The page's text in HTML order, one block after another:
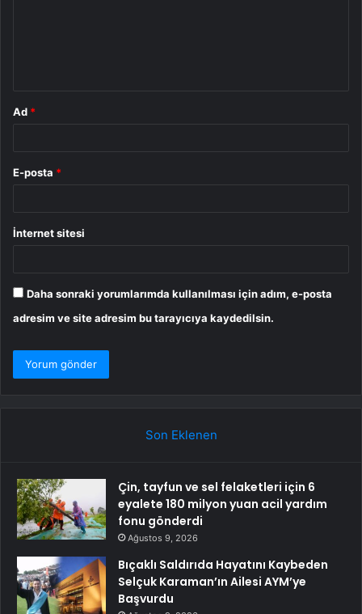
Ad *
E-posta *
İnternet sitesi
Daha sonraki yorumlarımda kullanılması için adım, e-posta
adresim ve site adresim bu tarayıcıya kaydedilsin.
Son Eklenen
Çin, tayfun ve sel felaketleri için 6
eyalete 180 milyon yuan acil yardım
fonu gönderdi
Ağustos 9, 2026
Bıçaklı Saldırıda Hayatını Kaybeden
Selçuk Karaman’ın Ailesi AYM’ye
Başvurdu